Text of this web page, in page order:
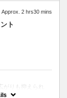
Approx. 2 hrs30 mins
ト
がりも抑えられ
鮮やかなハイトー